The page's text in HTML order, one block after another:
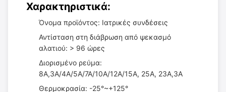
Χαρακτηριστικά:
Όνομα προϊόντος: Ιατρικές συνδέσεις
Αντίσταση στη διάβρωση από ψεκασμό
αλατιού: > 96 ώρες
Διορισμένο ρεύμα:
8A,3A/4A/5A/7A/10A/12A/15A, 25A, 23A,3A
Θερμοκρασία: -25°~+125°